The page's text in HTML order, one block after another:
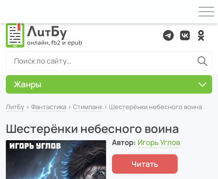
ЛитБу › Фантастика › Cтимпанк› Шестерёнки небесного воина
Шестерёнки небесного воина
Автор: Игорь Углов
Читать
Жанры